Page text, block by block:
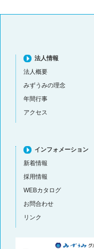
法人情報
法人概要
みずうみの理念
年間行事
アクセス
インフォメーション
新着情報
採用情報
WEBカタログ
お問合わせ
リンク